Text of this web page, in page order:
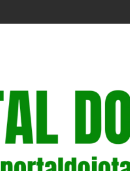
PARA ATLETAS NO FUTEBOL
IDOSO É